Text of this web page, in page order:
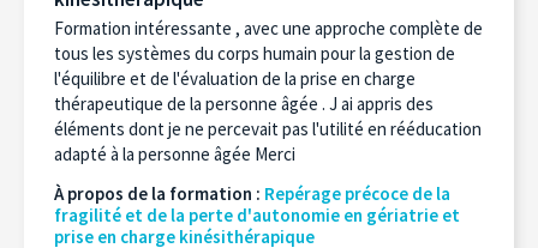
Formation intéressante , avec une approche complète de
tous les systèmes du corps humain pour la gestion de
l'équilibre et de l'évaluation de la prise en charge
thérapeutique de la personne âgée . J ai appris des
éléments dont je ne percevait pas l'utilité en rééducation
adapté à la personne âgée Merci
À propos de la formation : Repérage précoce de la
fragilité et de la perte d'autonomie en gériatrie et
prise en charge kinésithérapique